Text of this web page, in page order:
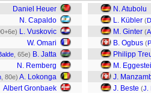
Daniel Heuer
N. Capaldo
L. Vuskovic
W. Omari
, 65e) B. Jatta
N. Remberg
, 80e) A. Lokonga
Albert Gronbaek
N. Atubolu
L. Kübler (
M. Ginter (
B. Ogbus (
Philipp
M.
J.
J. Beste (J.